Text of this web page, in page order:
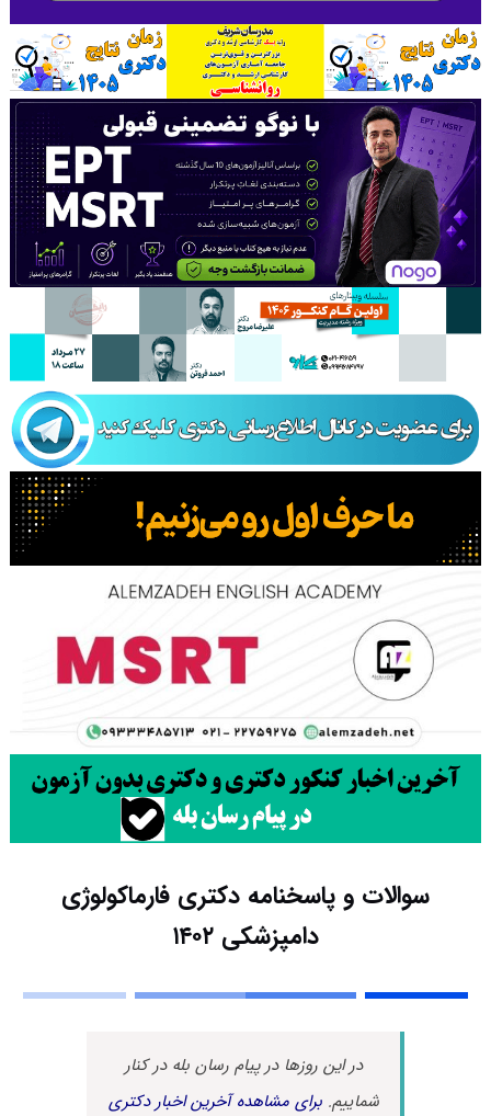
سوالات و پاسخنامه دکتری فارماکولوژی
دامپزشکی ۱۴۰۲
در این روزها در پیام رسان بله در کنار
شماییم.برای مشاهده آخرین اخبار دکتری